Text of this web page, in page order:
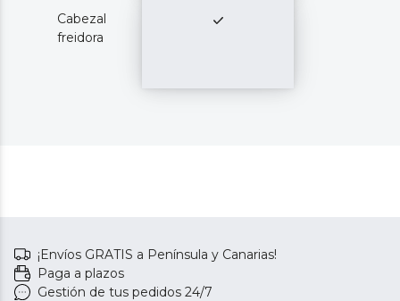
Cabezal
freidora
¡Envíos GRATIS a Península y Canarias!
Paga a plazos
Gestión de tus pedidos 24/7